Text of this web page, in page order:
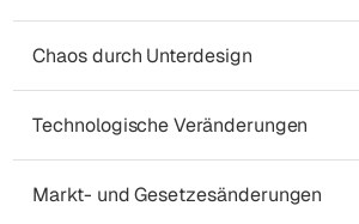
Chaos durch Unterdesign
Technologische Veränderungen
Markt- und Gesetzesänderungen